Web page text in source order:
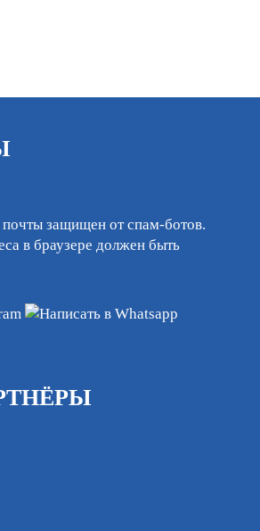
защищен от спам-ботов.
в браузере должен быть